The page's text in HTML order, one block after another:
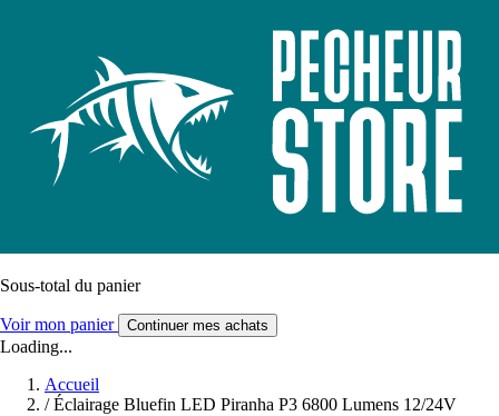
Sous-total du panier
Voir mon panier Continuer mes achats
Loading...
Accueil
/ Éclairage Bluefin LED Piranha P3 6800 Lumens 12/24V